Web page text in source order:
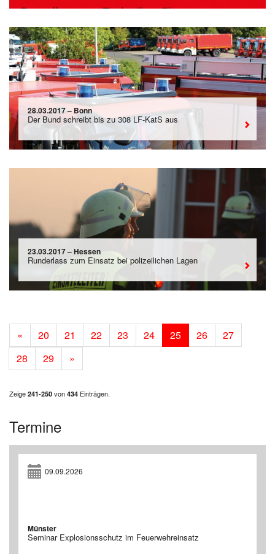
28.03.2017 – Bonn
Der Bund schreibt bis zu 308 LF-KatS aus
23.03.2017 – Hessen
Runderlass zum Einsatz bei polizeilichen Lagen
« 20 21 22 23 24 25 26
27
28
29 »
Zeige 241-250 von 434 Einträgen.
Termine
09.09.2026
Münster
Seminar Explosionsschutz im Feuerwehreinsatz